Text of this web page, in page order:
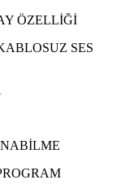
ÖZELLİĞİ
SES